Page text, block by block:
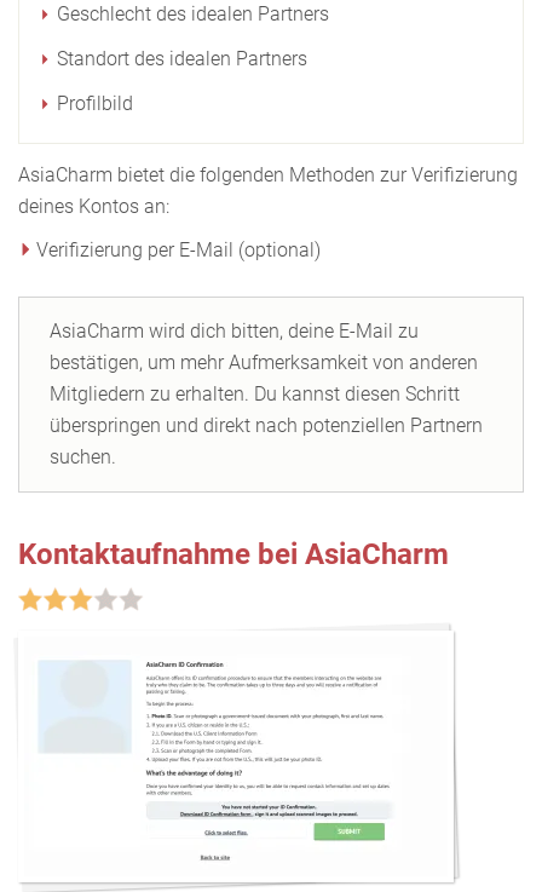
Geschlecht des idealen Partners
Standort des idealen Partners
Profilbild
AsiaCharm bietet die folgenden Methoden zur Verifizierung
deines Kontos an:
Verifizierung per E-Mail (optional)
AsiaCharm wird dich bitten, deine E-Mail zu
bestätigen, um mehr Aufmerksamkeit von anderen
Mitgliedern zu erhalten. Du kannst diesen Schritt
überspringen und direkt nach potenziellen Partnern
suchen.
Kontaktaufnahme bei AsiaCharm